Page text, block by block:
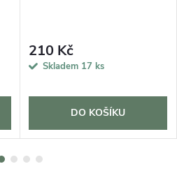
210 Kč
Skladem 17 ks
DO KOŠÍKU